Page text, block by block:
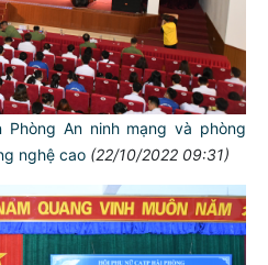
An ninh mạng và phòng
nghệ cao (22/10/2022 09:31)